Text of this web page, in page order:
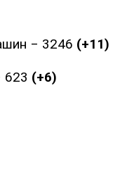
‒ 3246 (+11)
623 (+6)